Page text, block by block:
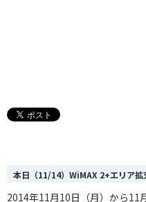
本日（11/14）WiMAX 2+エリア拡
2014年11月10日（月）から11